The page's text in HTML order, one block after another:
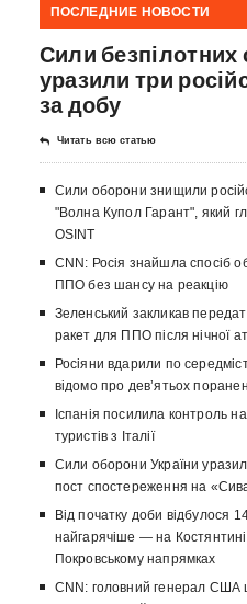
ПОСЛЕДНИЕ НОВОСТИ
Сили безпілотних
уразили три
за добу
Читать всю статью
Сили оборони знищили
"Волна Купол Гарант", який
OSINT
CNN: Росія знайшла спосіб
ППО без шансу на реакцію
Зеленський закликав
ракет для ППО після нічної
Росіяни вдарили по
відомо про девʼятьох
Іспанія посилила контроль
туристів з Італії
Сили оборони України
пост спостереження на
Від початку доби відбулося
найгарячіше — на
Покровському напрямках
CNN: головний генерал США